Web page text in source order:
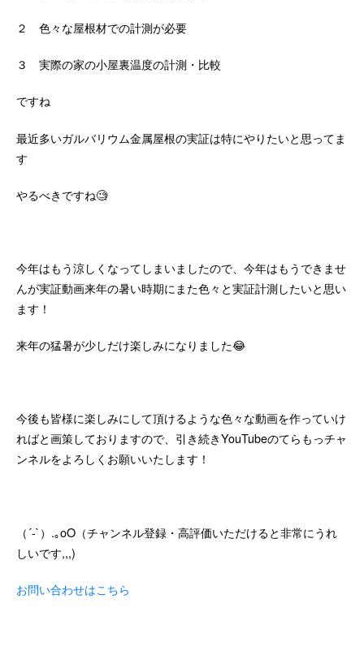
２ 色々な屋根材での計測が必要
３ 実際の家の小屋裏温度の計測・比較
ですね
最近多いガルバリウム金属屋根の実証は特にやりたいと思ってま
す
やるべきですね🧐
今年はもう涼しくなってしまいましたので、今年はもうできませ
んが実証動画来年の暑い時期にまた色々と実証計測したいと思い
ます！
来年の猛暑が少しだけ楽しみになりました😂
今後も皆様に楽しみにして頂けるような色々な動画を作っていけ
ればと画策しておりますので、引き続きYouTubeのてらもっチャ
ンネルをよろしくお願いいたします！
（´-`）.｡oO（チャンネル登録・高評価いただけると非常にうれ
しいです,,,)
お問い合わせはこちら